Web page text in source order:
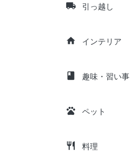
local_shipping 引っ越し
home インテリア
class 趣味・習い事
pets ペット
restaurant 料理